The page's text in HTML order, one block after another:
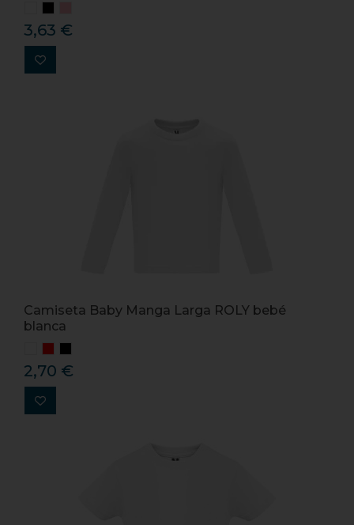
3,63 €
Camiseta Baby Manga Larga ROLY bebé
blanca
2,70 €